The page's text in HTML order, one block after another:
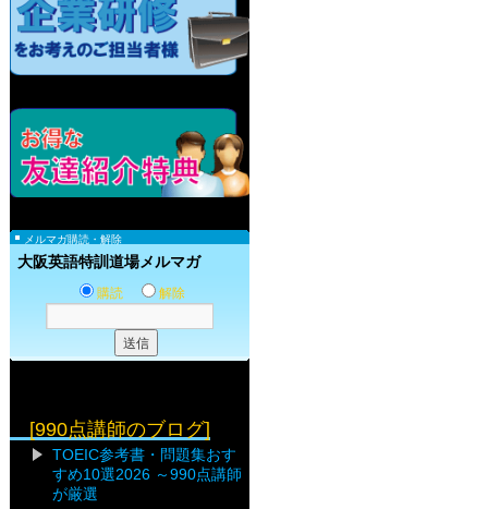
メルマガ購読・解除
大阪英語特訓道場メルマガ
購読 解除
[990点講師のブログ]
TOEIC参考書・問題集おす
すめ10選2026 ～990点講師
が厳選